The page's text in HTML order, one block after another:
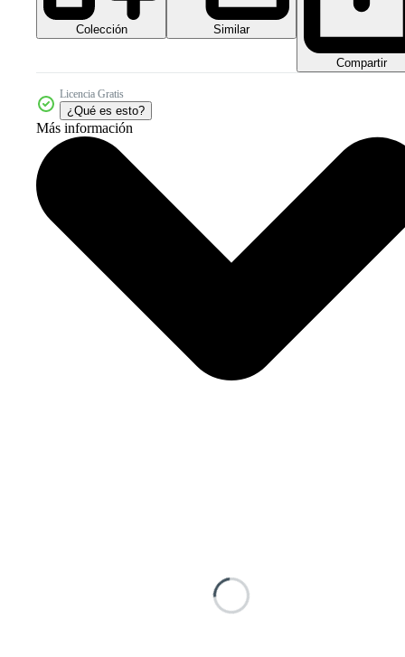
Colección Similar
Compartir
Licencia Gratis
¿Qué es esto?
Más información